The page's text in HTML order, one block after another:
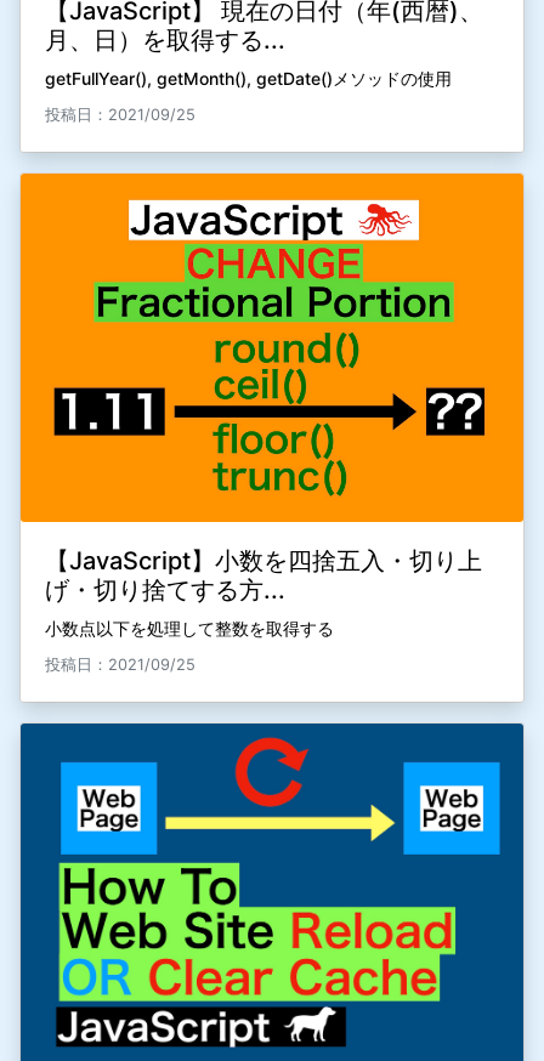
【JavaScript】 現在の日付（年(西暦)、
月、日）を取得する...
getFullYear(), getMonth(), getDate()メソッドの使用
投稿日：2021/09/25
【JavaScript】小数を四捨五入・切り上
げ・切り捨てする方...
小数点以下を処理して整数を取得する
投稿日：2021/09/25